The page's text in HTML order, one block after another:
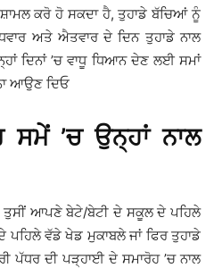
ਕਰੋ ਹੋ ਸਕਦਾ ਹੈ, ਤੁਹਾਡੇ ਬੱਚਿਆਂ ਨੂੰ
ਅਤੇ ਐਤਵਾਰ ਦੇ ਦਿਨ ਤੁਹਾਡੇ ਨਾਲ
ਦਿਨਾਂ ’ਚ ਵਾਧੂ ਧਿਆਨ ਦੇਣ ਲਈ ਸਮਾਂ
ਆਉਣ ਦਿਓ
ਸਮੇਂ ’ਚ ਉਨ੍ਹਾਂ ਨਾਲ
ਆਪਣੇ ਬੇਟੇ/ਬੇਟੀ ਦੇ ਸਕੂਲ ਦੇ ਪਹਿਲੇ
ਪਹਿਲੇ ਵੱਡੇ ਖੇਡ ਮੁਕਾਬਲੇ ਜਾਂ ਫਿਰ ਤੁਹਾਡੇ
ਪੱਧਰ ਦੀ ਪੜ੍ਹਾਈ ਦੇ ਸਮਾਰੋਹ ’ਚ ਨਾਲ